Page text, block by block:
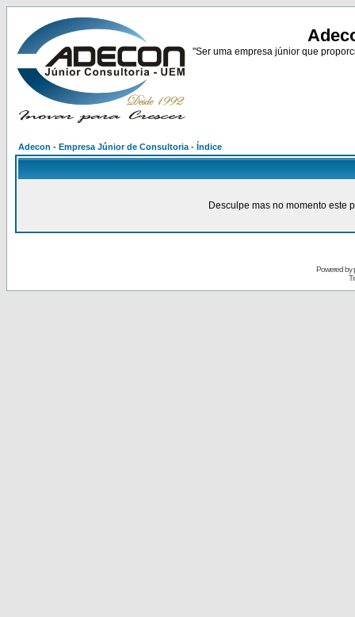
"Ser uma empresa júnior que
Adecon - Empresa Júnior de Consultoria - Índice
Desculpe mas no momento este
Powered by